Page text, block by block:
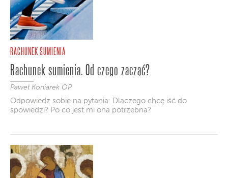
RACHUNEK SUMIENIA
Rachunek sumienia. Od czego zacząć?
Paweł Koniarek OP
Odpowiedz sobie na pytania: Dlaczego chcę iść do
spowiedzi? Po co jest mi ona potrzebna?